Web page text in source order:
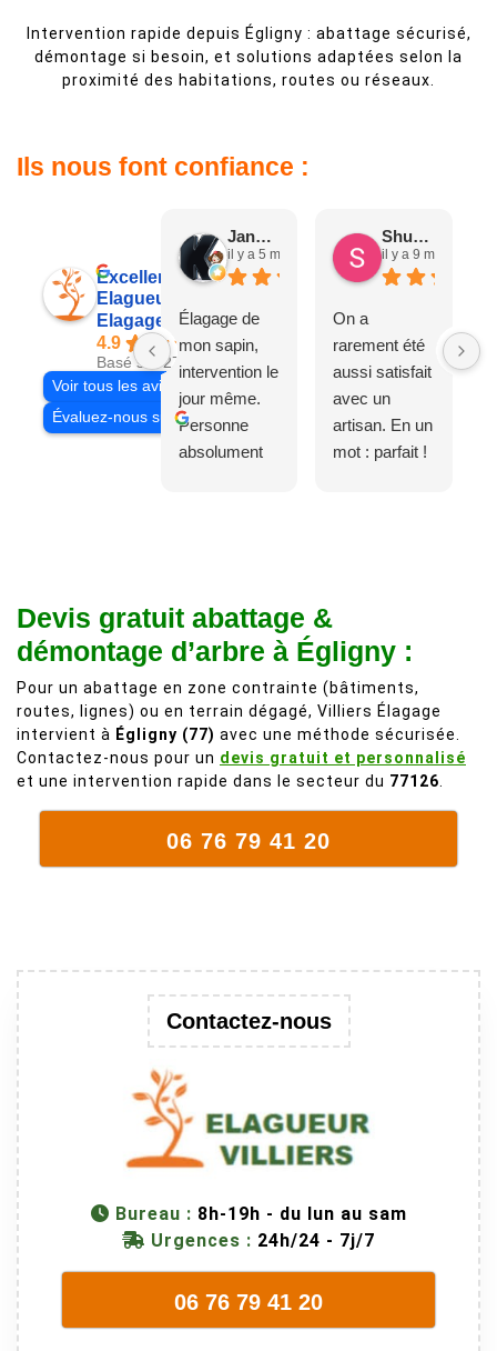
Intervention rapide depuis Égligny : abattage sécurisé,
démontage si besoin, et solutions adaptées selon la
proximité des habitations, routes ou réseaux.
Ils nous font confiance :
Excellent
Elagueur 77
Elagage Villiers
4.9
Basé sur 27 avis
Voir tous les avis
Évaluez-nous sur
Jane D.
il y a 5 mois
Élagage de
mon sapin,
intervention le
jour même.
Personne
absolument
comme on en
fait plus!
Shuang & Jean K.
il y a 9 mois
On a
rarement été
aussi satisfait
avec un
artisan. En un
mot : parfait !
chez les
voisins et
plein de bois
mort. C'est
délicat parce
que c'est un
trop lourde et
donc
son équipes
connaissent
très bien leur
juste une
évidence. Et
en plus ils
sympathique.
Devis gratuit abattage &
démontage d’arbre à Égligny :
Pour un abattage en zone contrainte (bâtiments,
routes, lignes) ou en terrain dégagé, Villiers Élagage
intervient à Égligny (77) avec une méthode sécurisée.
Contactez-nous pour un devis gratuit et personnalisé
et une intervention rapide dans le secteur du 77126
06 76 79 41 20
Contactez-nous
Bureau : 8h-19h - du lun au sam
Urgences : 24h/24 - 7j/7
06 76 79 41 20